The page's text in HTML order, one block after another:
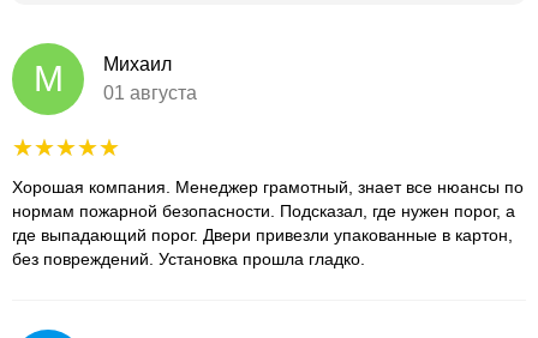
М
Михаил
01 августа
Хорошая компания. Менеджер грамотный, знает все нюансы по
нормам пожарной безопасности. Подсказал, где нужен порог, а
где выпадающий порог. Двери привезли упакованные в картон,
без повреждений. Установка прошла гладко.